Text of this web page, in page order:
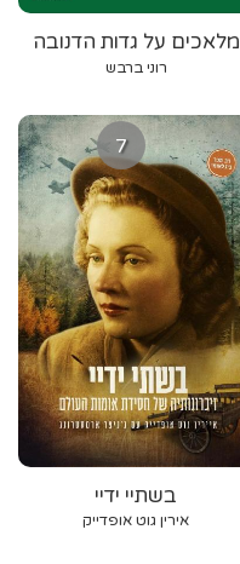
מלאכים על גדות הדנובה
רוני ברבש
7
בשתיי ידיי
אירין גוט אופדייק